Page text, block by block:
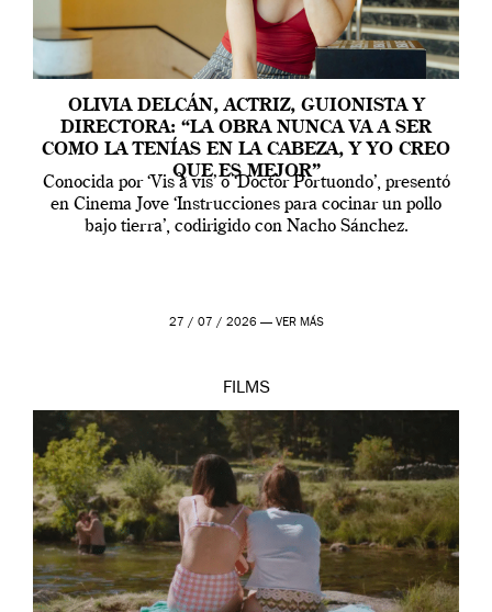
OLIVIA DELCÁN, ACTRIZ, GUIONISTA Y
DIRECTORA: “LA OBRA NUNCA VA A SER
COMO LA TENÍAS EN LA CABEZA, Y YO CREO
QUE ES MEJOR”
Conocida por ‘Vis a vis’ o ‘Doctor Portuondo’, presentó
en Cinema Jove ‘Instrucciones para cocinar un pollo
bajo tierra’, codirigido con Nacho Sánchez.
27 / 07 / 2026 — VER MÁS
FILMS